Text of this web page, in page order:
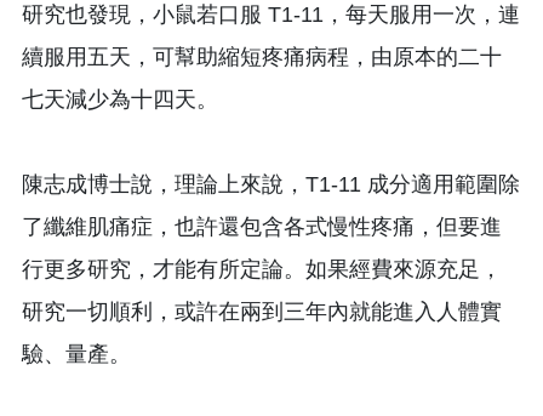
研究也發現，小鼠若口服 T1-11，每天服用一次，連
續服用五天，可幫助縮短疼痛病程，由原本的二十
七天減少為十四天。
陳志成博士說，理論上來說，T1-11 成分適用範圍除
了纖維肌痛症，也許還包含各式慢性疼痛，但要進
行更多研究，才能有所定論。如果經費來源充足，
研究一切順利，或許在兩到三年內就能進入人體實
驗、量產。